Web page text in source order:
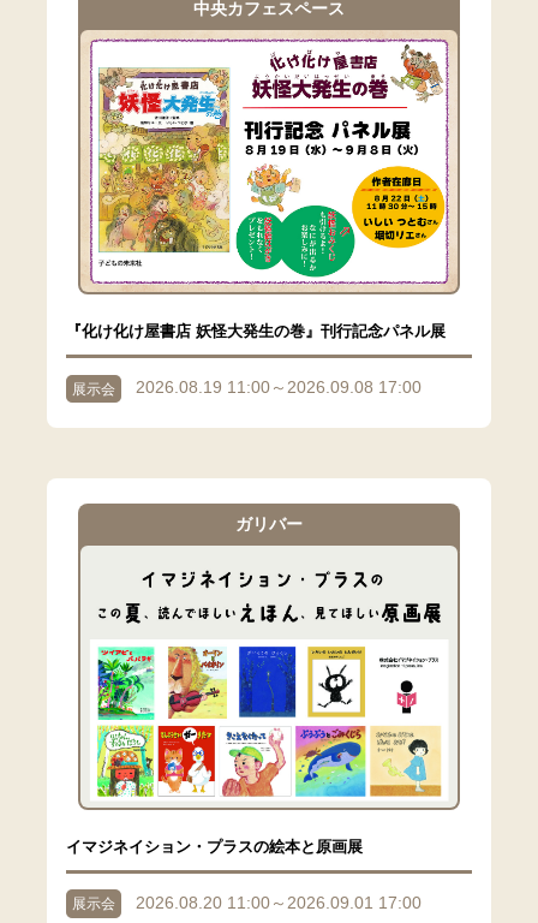
中央カフェスペース
『化け化け屋書店 妖怪大発生の巻』刊行記念パネル展
展示会 2026.08.19 11:00～2026.09.08 17:00
ガリバー
イマジネイション・プラスの絵本と原画展
展示会 2026.08.20 11:00～2026.09.01 17:00